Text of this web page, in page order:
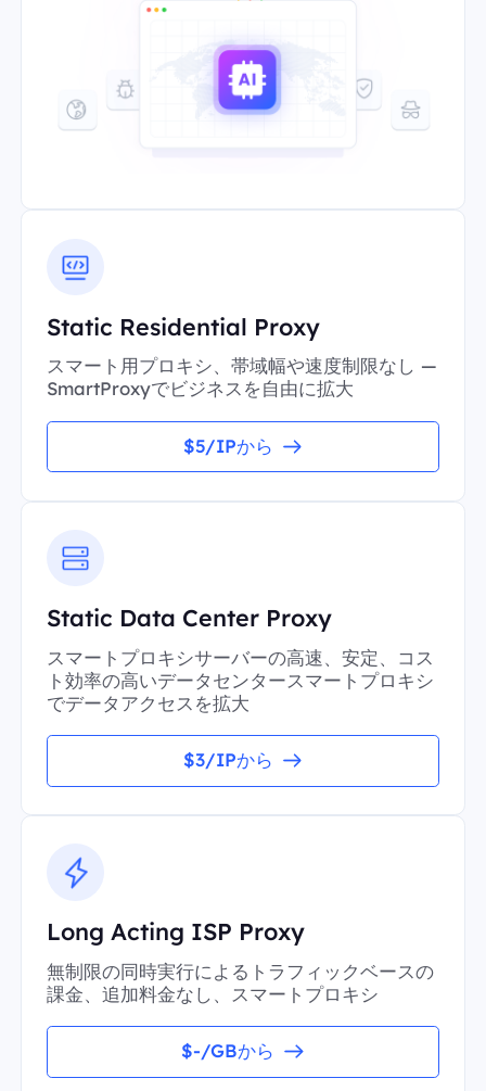
Static Residential Proxy
スマート用プロキシ、帯域幅や速度制限なし —
SmartProxyでビジネスを自由に拡大
$5/IPから
Static Data Center Proxy
スマートプロキシサーバーの高速、安定、コス
ト効率の高いデータセンタースマートプロキシ
でデータアクセスを拡大
$3/IPから
Long Acting ISP Proxy
無制限の同時実行によるトラフィックベースの
課金、追加料金なし、スマートプロキシ
$-/GBから